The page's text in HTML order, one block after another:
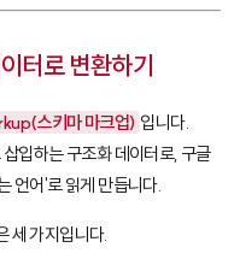
터로 변환하기
스키마 마크업) 입니다.
입하는 구조화 데이터로, 구글
언어'로 읽게 만듭니다.
세 가지입니다.